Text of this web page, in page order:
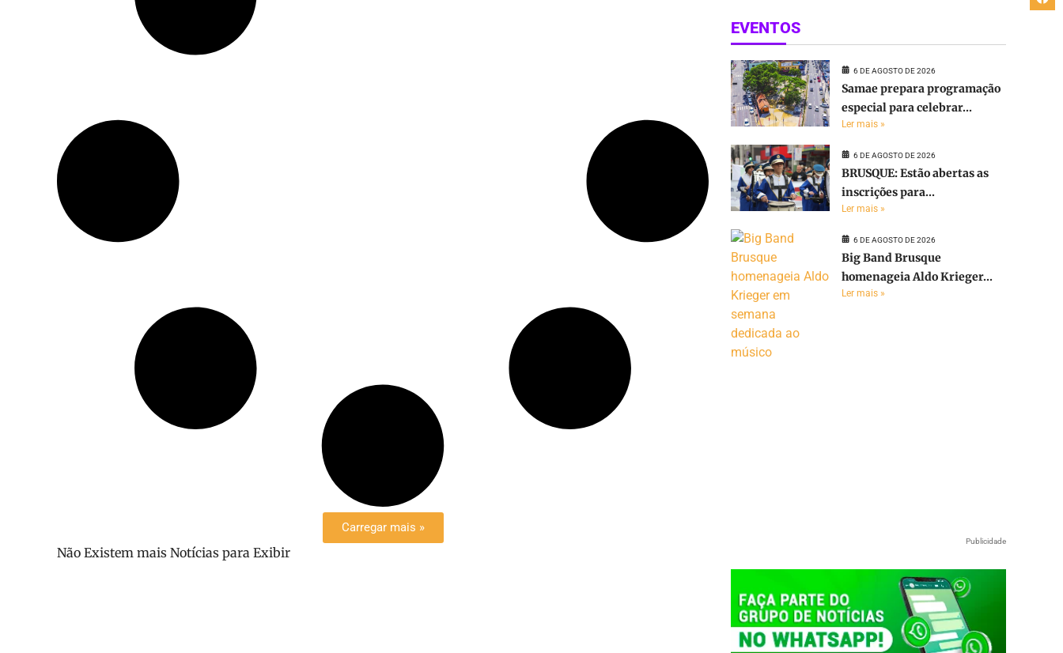
Carregar mais »
Não Existem mais Notícias para Exibir
EVENTOS
6 DE AGOSTO DE 2026
Samae prepara programação
especial para celebrar...
Ler mais »
6 DE AGOSTO DE 2026
BRUSQUE: Estão abertas as
inscrições para...
Ler mais »
6 DE AGOSTO DE 2026
Big Band Brusque
homenageia Aldo Krieger...
Ler mais »
Publicidade